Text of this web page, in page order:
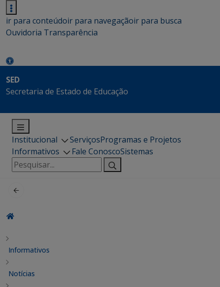
ir para conteúdoir para navegaçãoir para busca
Ouvidoria Transparência
SED
Secretaria de Estado de Educação
Institucional ServiçosProgramas e Projetos
Informativos
Fale ConoscoSistemas
Pesquisar
por:
Informativos
Notícias